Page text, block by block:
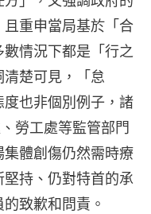
重申當局基於「合
情況下都是「行之
楚可見，「怠
也非個別例子，諸
勞工處等監管部門
體創傷仍然需時療
持、仍對特首的承
致歉和問責。